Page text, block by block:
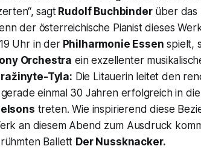
sagtRudolf Buchbinderüber das
der österreichische Pianist dieses
Uhr in derPhilharmonie Essen spielt,
Orchestra ein exzellenter
Tyla: Die Litauerin leitet den
einmal 30 Jahren erfolgreich in
treten. Wie inspirierend diese
an diesem Abend zum Ausdruck
Ballett Der Nussknacker.